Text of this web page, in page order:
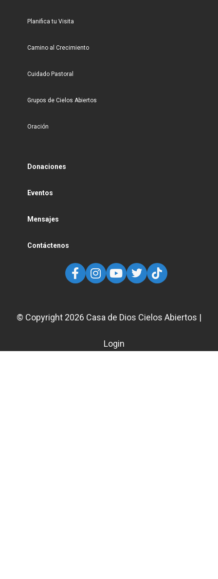
Planifica tu Visita
Camino al Crecimiento
Cuidado Pastoral
Grupos de Cielos Abiertos
Oración
Donaciones
Eventos
Mensajes
Contáctenos
© Copyright 2026 Casa de Dios Cielos Abiertos |
Login